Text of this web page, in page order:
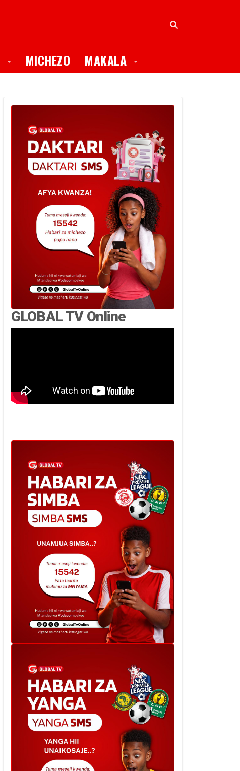
Toggle Dropdown
MICHEZO MAKALA Toggle Dropdown
GLOBAL TV Online